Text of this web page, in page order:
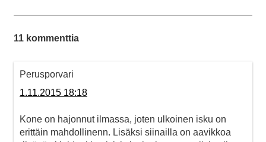
11 kommenttia
Perusporvari
1.11.2015 18:18
Kone on hajonnut ilmassa, joten ulkoinen isku on
erittäin mahdollinenn. Lisäksi siinailla on aavikkoa